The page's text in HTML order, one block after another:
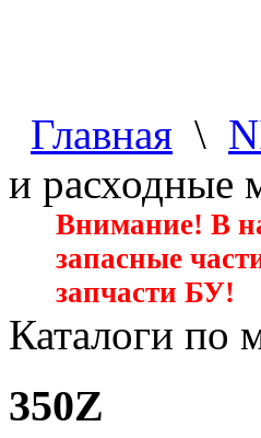
Главная \
и расходные
Внимание! В
запасные
запчасти БУ!
Каталоги по
350Z